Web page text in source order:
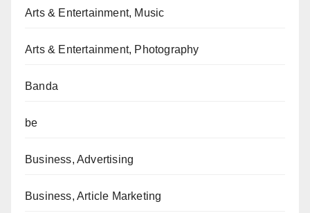
Arts & Entertainment, Music
Arts & Entertainment, Photography
Banda
be
Business, Advertising
Business, Article Marketing